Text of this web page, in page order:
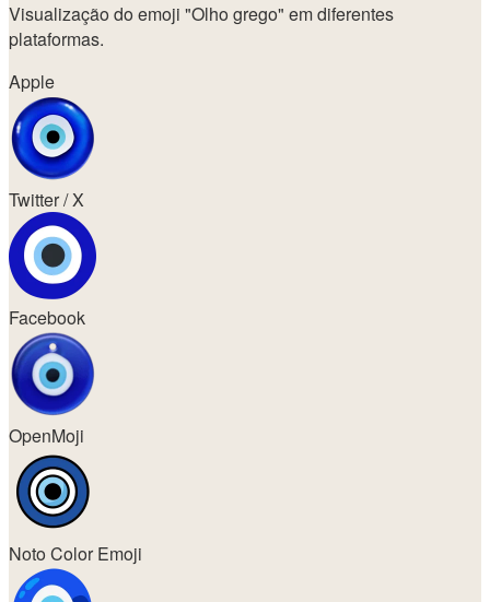
Visualização do emoji "Olho grego" em diferentes
plataformas.
Apple
Twitter / X
Facebook
OpenMoji
Noto Color Emoji